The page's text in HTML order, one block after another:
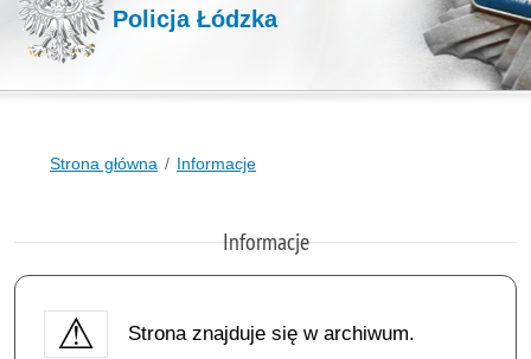
Policja Łódzka
Strona główna Informacje
Informacje
Strona znajduje się w archiwum.